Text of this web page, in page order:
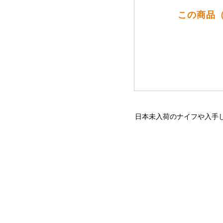
この商品
日本未入荷のナイフや入手